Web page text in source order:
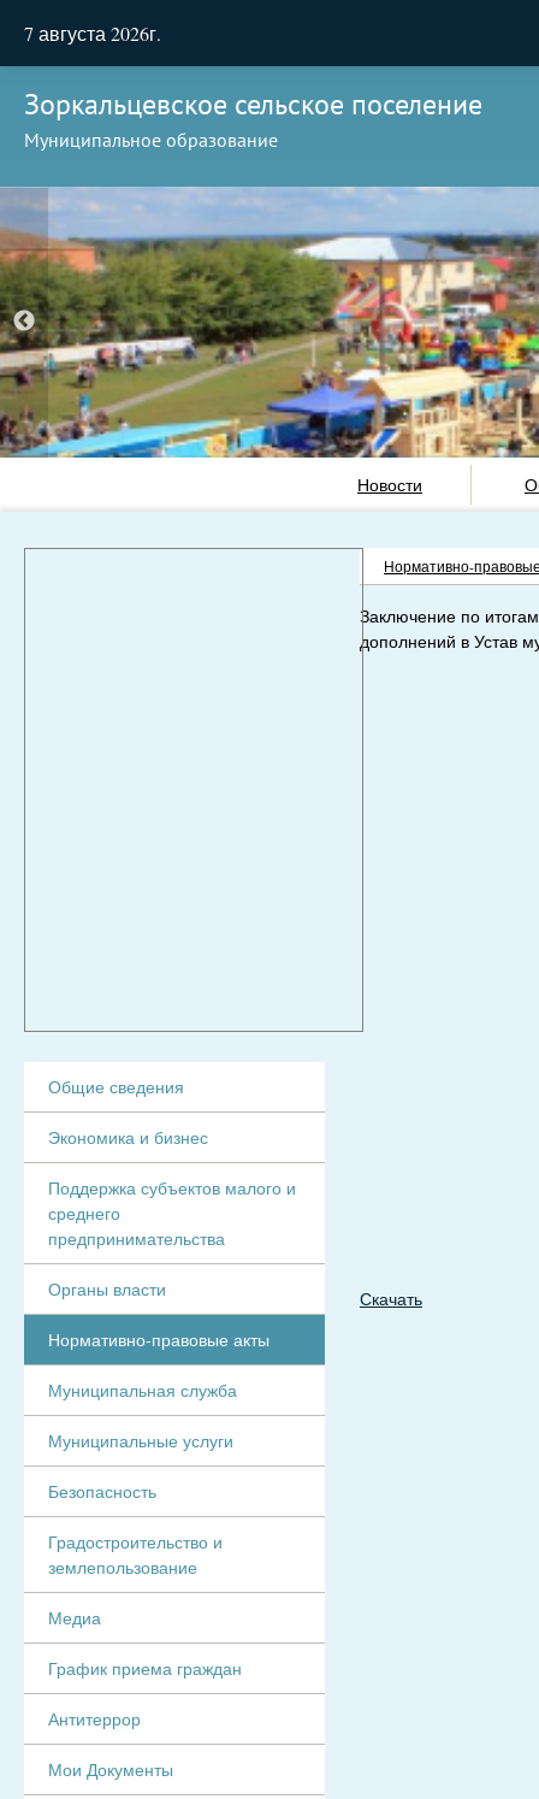
7 августа 2026г.
Зоркальцевское сельское поселение
Муниципальное образование
Новости
Нормативно-
Заключение по
дополнений в Устав
Скачать
Общие сведения
Экономика и бизнес
Поддержка субъектов малого и
среднего
предпринимательства
Органы власти
Нормативно-правовые акты
Муниципальная служба
Муниципальные услуги
Безопасность
Градостроительство и
землепользование
Медиа
График приема граждан
Антитеррор
Мои Документы